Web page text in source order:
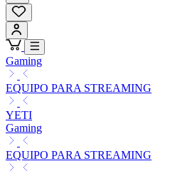
Gaming
EQUIPO PARA STREAMING
YETI
Gaming
EQUIPO PARA STREAMING